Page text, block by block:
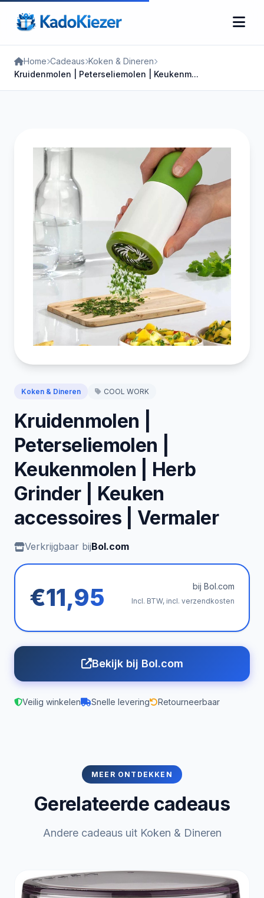
Home Cadeaus Koken & Dineren
Kruidenmolen | Peterseliemolen | Keukenm...
Koken & Dineren COOL WORK
Kruidenmolen |
Peterseliemolen |
Keukenmolen | Herb
Grinder | Keuken
accessoires | Vermaler
Verkrijgbaar bijBol.com
€11,95 bij Bol.com
Incl. BTW, incl. verzendkosten
Bekijk bij Bol.com
Veilig winkelen Snelle levering Retourneerbaar
MEER ONTDEKKEN
Gerelateerde cadeaus
Andere cadeaus uit Koken & Dineren